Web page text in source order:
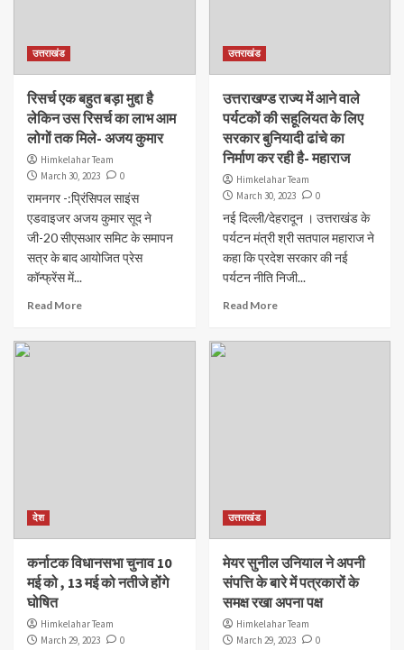
उत्तराखंड
रिसर्च एक बहुत बड़ा मुद्दा है
लेकिन उस रिसर्च का लाभ आम
लोगों तक मिले- अजय कुमार
Himkelahar Team
March 30, 2023
0
रामनगर -:प्रिंसिपल साइंस
एडवाइजर अजय कुमार सूद ने
जी-20 सीएसआर समिट के समापन
सत्र के बाद आयोजित प्रेस
कॉन्फ्रेंस में...
Read More
उत्तराखंड
उत्तराखण्ड राज्य में आने वाले
पर्यटकों की सहूलियत के लिए
सरकार बुनियादी ढांचे का
निर्माण कर रही है- महाराज
Himkelahar Team
March 30, 2023
0
नई दिल्ली/देहरादून । उत्तराखंड के
पर्यटन मंत्री श्री सतपाल महाराज ने
कहा कि प्रदेश सरकार की नई
पर्यटन नीति निजी...
Read More
देश
कर्नाटक विधानसभा चुनाव 10
मई को , 13 मई को नतीजे होंगे
घोषित
Himkelahar Team
March 29, 2023
0
उत्तराखंड
मेयर सुनील उनियाल ने अपनी
संपत्ति के बारे में पत्रकारों के
समक्ष रखा अपना पक्ष
Himkelahar Team
March 29, 2023
0